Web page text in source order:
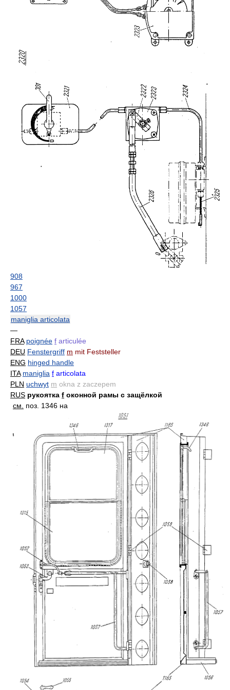
908
967
1000
1057
maniglia articolata
—
FRA poignée f articulée
DEU Fenstergriff m mit Feststeller
ENG hinged handle
ITA maniglia f articolata
PLN uchwyt m okna z zaczepem
RUS рукоятка f оконной рамы с защёлкой
см.
поз. 1346 на